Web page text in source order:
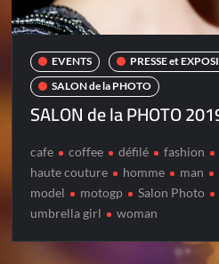
EVENTS
PRESSE et
SALON de la PHOTO
SALON de la PHOTO
cafe coffee défilé fashion
haute couture
homme man
model
motogp Salon Photo
umbrella girl
woman